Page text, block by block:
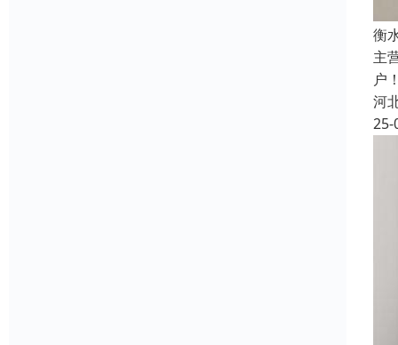
衡
主
户
河
25-